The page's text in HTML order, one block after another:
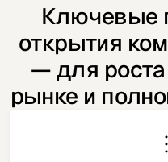
Ключевые
открытия
— для
рынке и